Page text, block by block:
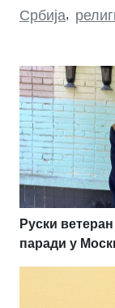
Србија,
Руски
паради у